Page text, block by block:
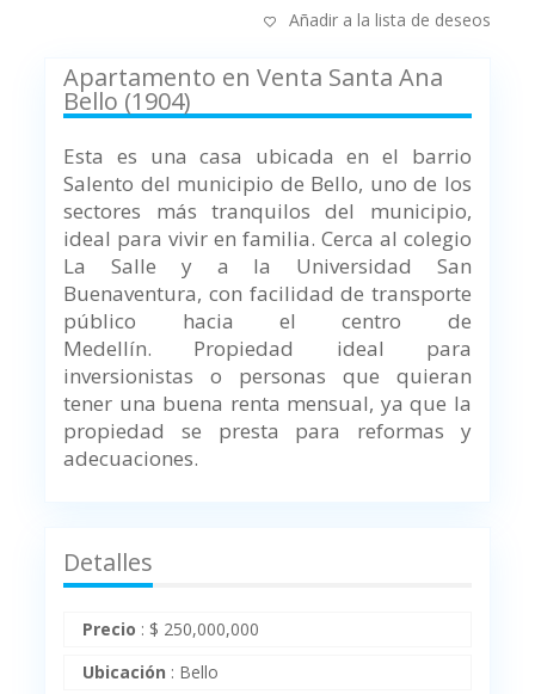
Añadir a la lista de deseos
Apartamento en Venta Santa Ana
Bello (1904)
Esta es una casa ubicada en el barrio
Salento del municipio de Bello, uno de los
sectores más tranquilos del municipio,
ideal para vivir en familia. Cerca al colegio
La Salle y a la Universidad San
Buenaventura, con facilidad de transporte
público hacia el centro de
Medellín. Propiedad ideal para
inversionistas o personas que quieran
tener una buena renta mensual, ya que la
propiedad se presta para reformas y
adecuaciones.
Detalles
Precio : $ 250,000,000
Ubicación : Bello